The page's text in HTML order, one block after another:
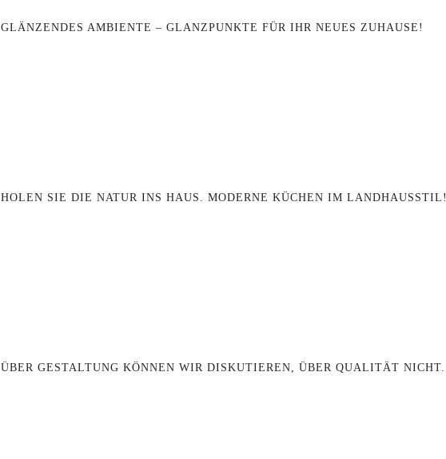
GLÄNZENDES AMBIENTE – GLANZPUNKTE FÜR IHR NEUES ZUHAUSE!
HOLEN SIE DIE NATUR INS HAUS. MODERNE KÜCHEN IM LANDHAUSSTIL!
ÜBER GESTALTUNG KÖNNEN WIR DISKUTIEREN, ÜBER QUALITÄT NICHT.